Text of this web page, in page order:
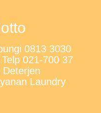
0813 3030
021-700 37
Laundry